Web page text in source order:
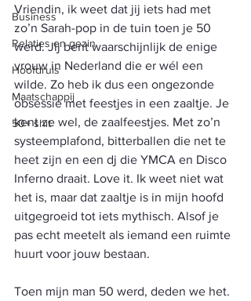
Business
Relaties en gezin
Hoofdruis
Maatschappij
50+ shit
Vriendin, ik weet dat jij iets had met
zo’n Sarah-pop in de tuin toen je 50
werd. Jij bent waarschijnlijk de enige
vrouw in Nederland die er wél een
wilde. Zo heb ik dus een ongezonde
obsessie met feestjes in een zaaltje. Je
kent ze wel, de zaalfeestjes. Met zo’n
systeemplafond, bitterballen die net te
heet zijn en een dj die YMCA en Disco
Inferno draait. Love it. Ik weet niet wat
het is, maar dat zaaltje is in mijn hoofd
uitgegroeid tot iets mythisch. Alsof je
pas echt meetelt als iemand een ruimte
huurt voor jouw bestaan.
Toen mijn man 50 werd, deden we het.